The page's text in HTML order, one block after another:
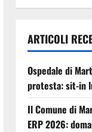
ARTICOLI
Ospedale di
protesta: sit-in
Il Comune di
ERP 2026: